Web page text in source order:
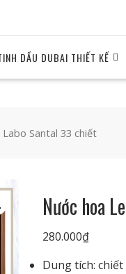
DẦU DUBAI THIẾT KẾ
Santal 33 chiết
Nước hoa
280.000₫
Dung tích: chiết